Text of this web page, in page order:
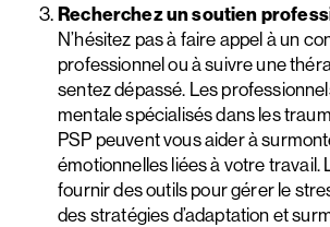
Recherchez un soutien
N’hésitez pas à faire appel à un
professionnel ou à suivre une
sentez dépassé. Les
mentale spécialisés dans les
PSP peuvent vous aider à
émotionnelles liées à votre travail.
fournir des outils pour gérer le
des stratégies d’adaptation et